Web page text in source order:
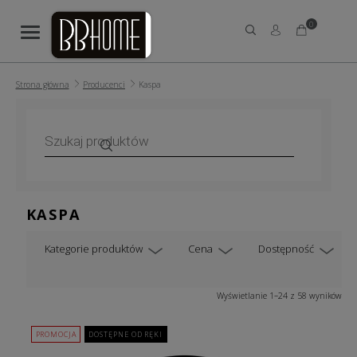
0
Strona główna Producenci Kaspa
produktów
KASPA
Kategorie produktów Cena Dostępność
Wyświetlanie 1–24 z 58 wyników
PROMOCJA DOSTĘPNE OD RĘKI